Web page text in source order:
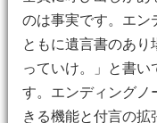
のは事実です。エン
ともに遺言書のあり
っていけ。」と書い
す。エンディングノ
きる機能と付言の拡